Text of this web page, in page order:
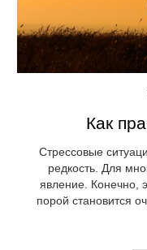
Как
Стрессовые
редкость. Для
явление. Конечно,
порой становится